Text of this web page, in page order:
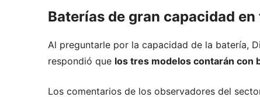
Baterías de gran capacidad en
Al preguntarle por la capacidad de la batería,
respondió que los tres modelos contarán con
Los comentarios de los observadores del